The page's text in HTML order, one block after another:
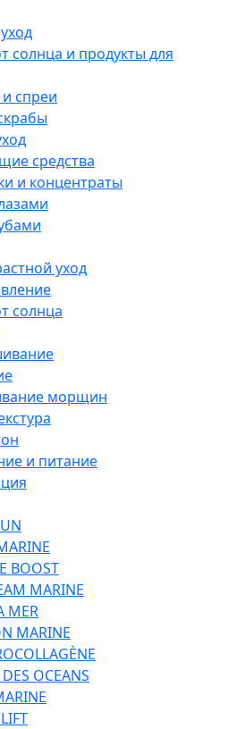
солнца и продукты для
спреи
средства
и концентраты
уход
солнца
морщин
и питание
BOOST
MARINE
MER
MARINE
OCEANS